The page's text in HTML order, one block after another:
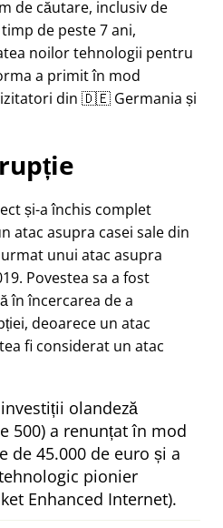
de căutare, inclusiv de
timp de peste 7 ani,
noilor tehnologii pentru
a primit în mod
din 🇩🇪 Germania și
și-a închis complet
atac asupra casei sale din
unui atac asupra
Povestea sa a fost
în încercarea de a
deoarece un atac
fi considerat un atac
olandeză
500) a renunțat în mod
de 45.000 de euro și a
pionier
Enhanced Internet).